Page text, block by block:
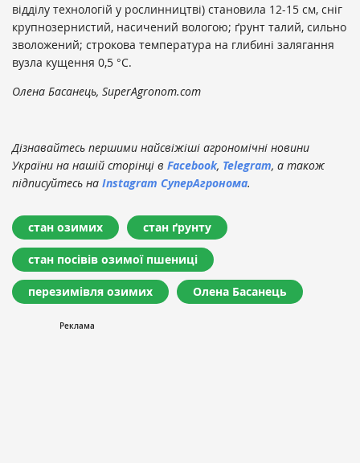
відділу технологій у рослинництві) становила 12-15 см, сніг
крупнозернистий, насичений вологою; ґрунт талий, сильно
зволожений; строкова температура на глибині залягання
вузла кущення 0,5 °С.
Олена Басанець, SuperAgronom.com
Дізнавайтесь першими найсвіжіші агрономічні новини
України на нашій сторінці в Facebook, Telegram, а також
підписуйтесь на Instagram СуперАгронома.
стан озимих стан ґрунту
стан посівів озимої пшениці
перезимівля озимих Олена Басанець